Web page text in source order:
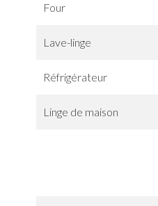
Four
Lave-linge
Réfrigérateur
Linge de maison